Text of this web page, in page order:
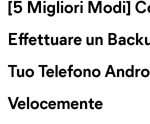
[5 Migliori Modi]
Effettuare un
Tuo Telefono
Velocemente